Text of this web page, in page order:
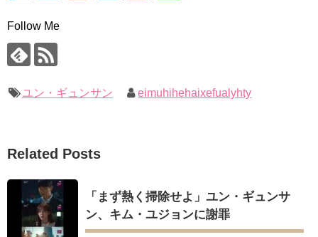
Follow Me
ユン・ギュンサン eimuhihehaixefualyhty
Related Posts
「まず熱く掃除せよ」ユン・ギュンサ
ン、キム・ユジョンに謝罪